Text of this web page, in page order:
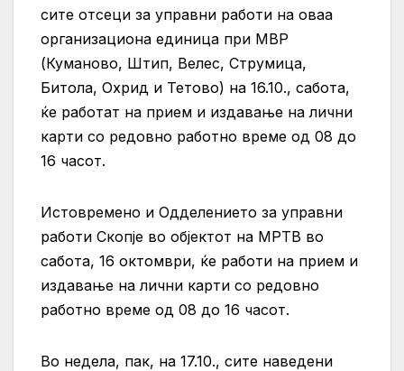
сите отсеци за управни работи на оваа
организациона единица при МВР
(Куманово, Штип, Велес, Струмица,
Битола, Охрид и Тетово) на 16.10., сабота,
ќе работат на прием и издавање на лични
карти со редовно работно време од 08 до
16 часот.
Истовремено и Одделението за управни
работи Скопје во објектот на МРТВ во
сабота, 16 октомври, ќе работи на прием и
издавање на лични карти со редовно
работно време од 08 до 16 часот.
Во недела, пак, на 17.10., сите наведени